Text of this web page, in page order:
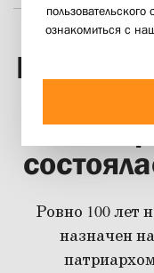
Ровно 100 лет
назначен
ознакомиться с